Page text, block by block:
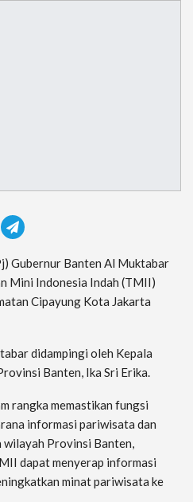
Gubernur Banten Al Muktabar
Mini Indonesia Indah (TMII)
Cipayung Kota Jakarta
didampingi oleh Kepala
Banten, Ika Sri Erika.
rangka memastikan fungsi
informasi pariwisata dan
Provinsi Banten,
dapat menyerap informasi
minat pariwisata ke